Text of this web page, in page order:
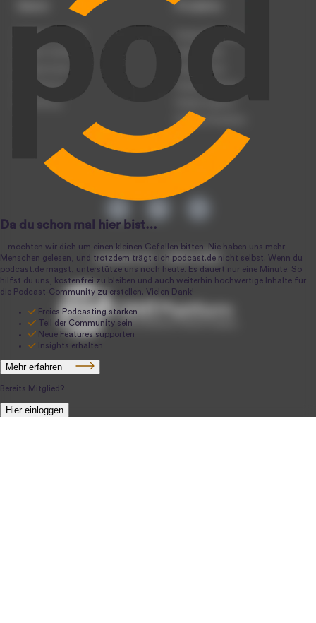
Podcast anmelden
Podcast hochladen
Podcast-Events
Registrierung
Anmeldung
Produkte
Podcast-Beratung
Podcast-Jobs
Podcast-Push
Podcast-Werbung
Podcast-Agentur
Podcast-Produktion
podcast.de ~ 2004-2026